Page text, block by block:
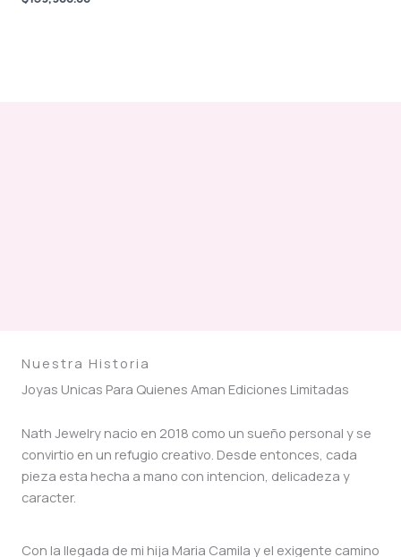
Nuestra Historia
Joyas Unicas Para Quienes Aman Ediciones Limitadas
Nath Jewelry nacio en 2018 como un sueño personal y se
convirtio en un refugio creativo. Desde entonces, cada
pieza esta hecha a mano con intencion, delicadeza y
caracter.
Con la llegada de mi hija Maria Camila y el exigente camino